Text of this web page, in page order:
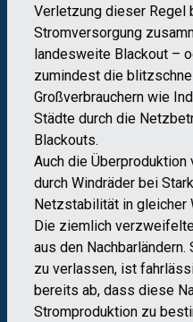
Verletzung dieser Regel
Stromversorgung
landesweite Blackout –
zumindest die
Großverbrauchern wie
Städte durch die
Blackouts.
Auch die
durch Windräder bei
Netzstabilität in gleicher
Die ziemlich
aus den
zu verlassen, ist
bereits ab, dass diese
Stromproduktion zu